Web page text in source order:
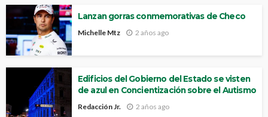
Lanzan gorras conmemorativas de Checo
Michelle Mtz 2 años ago
Edificios del Gobierno del Estado se visten
de azul en Concientización sobre el Autismo
Redacción Jr. 2 años ago